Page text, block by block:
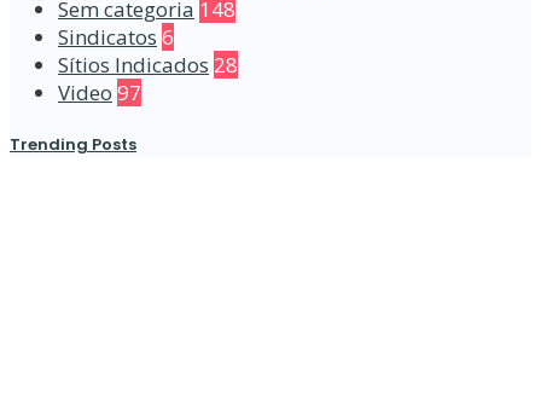
Sem categoria 148
Sindicatos 6
Sítios Indicados 28
Video 97
Trending Posts